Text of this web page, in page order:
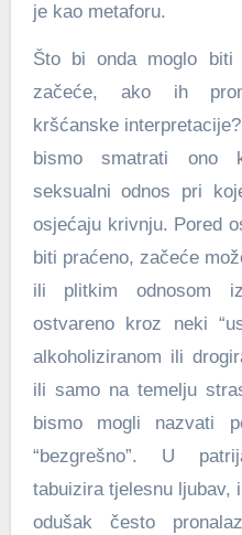
je kao metaforu.
Što bi onda moglo biti
začeće, ako ih
kršćanske
bismo smatrati ono
seksualni odnos pri
osjećaju krivnju. Pored
biti praćeno, začeće
ili plitkim odnosom
ostvareno kroz neki
alkoholiziranom ili
ili samo na temelju
bismo mogli nazvati
“bezgrešno”. U
tabuizira tjelesnu ljubav,
odušak često